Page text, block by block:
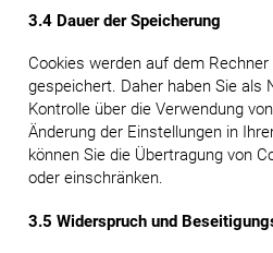
3.4 Dauer der Speicherung
Cookies werden auf dem
gespeichert. Daher haben Sie als
Kontrolle über die Verwendung
Änderung der Einstellungen in
können Sie die Übertragung von
oder einschränken.
3.5 Widerspruch und